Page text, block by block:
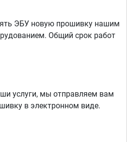
ЭБУ новую прошивку нашим
Общий срок работ
услуги, мы отправляем вам
в электронном виде.